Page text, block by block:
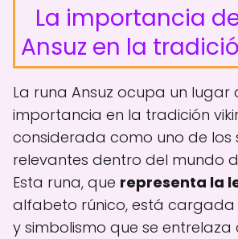
La importancia
Ansuz en la
La runa Ansuz ocupa un lugar
importancia en la tradición
considerada como uno de los
relevantes dentro del mundo
Esta runa, que representa la
alfabeto rúnico, está cargada
y simbolismo que se entrelaza